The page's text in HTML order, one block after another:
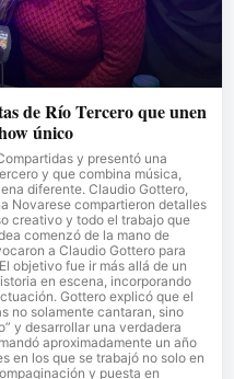
de Río Tercero que unen
único
y presentó una
y que combina música,
diferente. Claudio Gottero,
Novarese compartieron detalles
creativo y todo el trabajo que
comenzó de la mano de
a Claudio Gottero para
objetivo fue ir más allá de un
en escena, incorporando
Gottero explicó que el
no solamente cantaran, sino
y desarrollar una verdadera
aproximadamente un año
en los que se trabajó no solo en
y puesta en